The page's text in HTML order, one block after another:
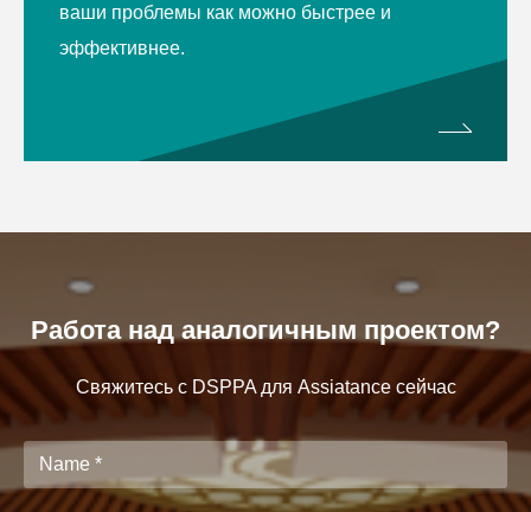
ваши проблемы как можно быстрее и
эффективнее.
Работа над аналогичным проектом?
Свяжитесь с DSPPA для Assiatance сейчас